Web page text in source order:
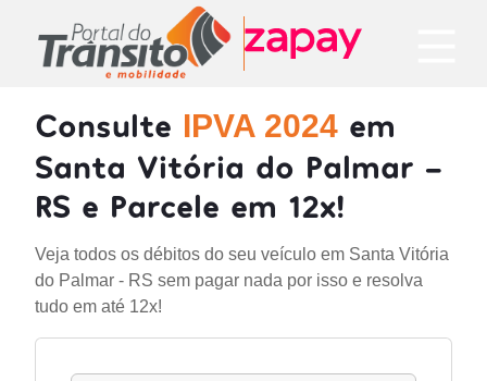
Consulte IPVA 2024 em
Santa Vitória do Palmar -
RS e Parcele em 12x!
Veja todos os débitos do seu veículo em Santa Vitória
do Palmar - RS sem pagar nada por isso e resolva
tudo em até 12x!